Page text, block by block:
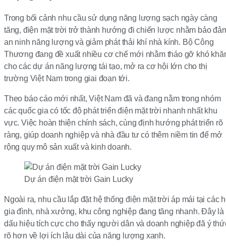
Trong bối cảnh nhu cầu sử dụng năng lượng sạch ngày càng
tăng, điện mặt trời trở thành hướng đi chiến lược nhằm bảo
an ninh năng lượng và giảm phát thải khí nhà kính. Bộ Công
Thương đang đề xuất nhiều cơ chế mới nhằm tháo gỡ khó
cho các dự án năng lượng tái tạo, mở ra cơ hội lớn cho thị
trường Việt Nam trong giai đoạn tới.
Theo báo cáo mới nhất, Việt Nam đã và đang nằm trong nhóm
các quốc gia có tốc độ phát triển điện mặt trời nhanh nhất khu
vực. Việc hoàn thiện chính sách, cùng định hướng phát triển rõ
ràng, giúp doanh nghiệp và nhà đầu tư có thêm niềm tin để mở
rộng quy mô sản xuất và kinh doanh.
Dự án điện mặt trời Gain Lucky
Ngoài ra, nhu cầu lắp đặt hệ thống điện mặt trời áp mái tại các
gia đình, nhà xưởng, khu công nghiệp đang tăng nhanh. Đây là
dấu hiệu tích cực cho thấy người dân và doanh nghiệp đã ý
rõ hơn về lợi ích lâu dài của năng lượng xanh.